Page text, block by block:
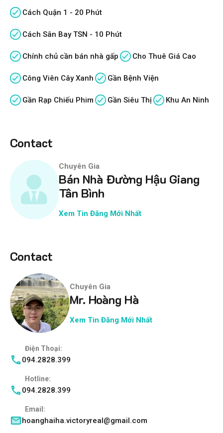
Cách Quận 1 - 20 Phút
Cách Sân Bay TSN - 10 Phút
Chính chủ cần bán nhà gấp Cho Thuê Giá Cao
Công Viên Cây Xanh Gần Bệnh Viện
Gần Rạp Chiếu Phim Gần Siêu Thị Khu An Ninh
Contact
Chuyên Gia
Bán Nhà Đường Hậu Giang
Tân Bình
Xem Tin Đăng Mới Nhất
Contact
Chuyên Gia
Mr. Hoàng Hà
Xem Tin Đăng Mới Nhất
Điện Thoại:
094.2828.399
Hotline:
094.2828.399
Email:
hoanghaiha.victoryreal@gmail.com